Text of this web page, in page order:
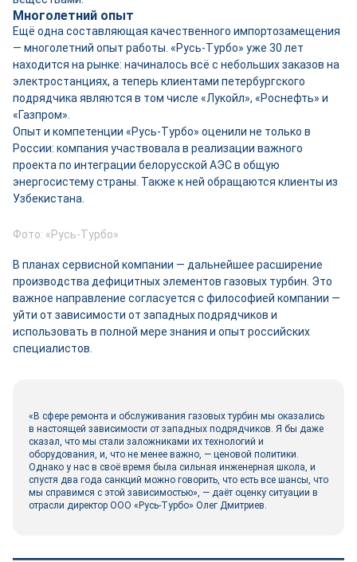
Многолетний опыт
Ещё одна составляющая качественного импортозамещения
— многолетний опыт работы. «Русь-Турбо» уже 30 лет
находится на рынке: начиналось всё с небольших заказов на
электростанциях, а теперь клиентами петербургского
подрядчика являются в том числе «Лукойл», «Роснефть» и
«Газпром».
Опыт и компетенции «Русь-Турбо» оценили не только в
России: компания участвовала в реализации важного
проекта по интеграции белорусской АЭС в общую
энергосистему страны. Также к ней обращаются клиенты из
Узбекистана.
Фото: «Русь-Турбо»
В планах сервисной компании — дальнейшее расширение
производства дефицитных элементов газовых турбин. Это
важное направление согласуется с философией компании —
уйти от зависимости от западных подрядчиков и
использовать в полной мере знания и опыт российских
специалистов.
«В сфере ремонта и обслуживания газовых турбин мы оказались
в настоящей зависимости от западных подрядчиков. Я бы даже
сказал, что мы стали заложниками их технологий и
оборудования, и, что не менее важно, — ценовой политики.
Однако у нас в своё время была сильная инженерная школа, и
спустя два года санкций можно говорить, что есть все шансы, что
мы справимся с этой зависимостью», — даёт оценку ситуации в
отрасли директор ООО «Русь-Турбо» Олег Дмитриев.